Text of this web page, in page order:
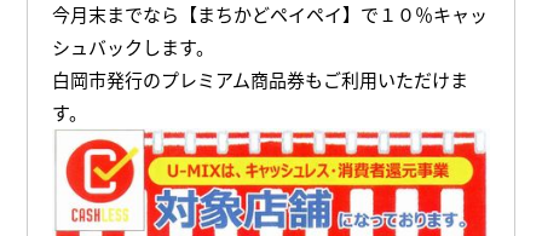
今月末までなら【まちかどペイペイ】で１０％キャッ
シュバックします。
白岡市発行のプレミアム商品券もご利用いただけま
す。